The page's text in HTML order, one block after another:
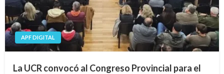
APF DIGITAL
La UCR convocó al Congreso Provincial para el